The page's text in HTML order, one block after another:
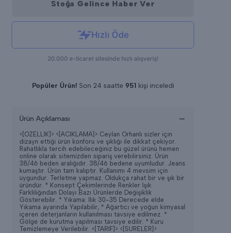
Stoğa Gelince Haber Ver
Popüler Ürün! Son 24 saatte 951 kişi inceledi
Ürün Açıklaması
<[OZELLIK]> <[ACIKLAMA]> Ceylan Orhanlı sizler için
dizayn ettiği ürün konforu ve şıklığı ile dikkat çekiyor.
Rahatlıkla tercih edebileceğiniz bu güzel ürünü hemen
online olarak sitemizden sipariş verebilirsiniz. Ürün
38/46 beden aralığıdır. 38/46 bedene uyumludur. Jeans
kumaştır. Ürün tam kalıptır. Kullanımı 4 mevsim için
uygundur. Terletme yapmaz. Oldukça rahat bir ve şık bir
üründür. * Konsept Çekimlerinde Renkler Işık
Farklılığından Dolayı Bazı Ürünlerde Değişiklik
Gösterebilir. * Yıkama: Ilık 30-35 Derecede elde
Yıkama ayarında Yapılabilir, * Ağartıcı ve yoğun kimyasal
içeren deterjanların kullanılması tavsiye edilmez. *
Gölge de kurutma yapılması tavsiye edilir. * Kuru
Temizlemeye Verilebilir. <[TARIF]> <[SURELER]>